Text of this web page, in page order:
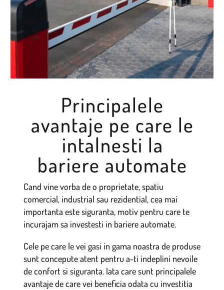
Principalele
avantaje pe care le
intalnesti la
bariere automate
Cand vine vorba de o proprietate, spatiu
comercial, industrial sau rezidential, cea mai
importanta este siguranta, motiv pentru care te
incurajam sa investesti in bariere automate.
Cele pe care le vei gasi in gama noastra de produse
sunt concepute atent pentru a-ti indeplini nevoile
de confort si siguranta. Iata care sunt principalele
avantaje de care vei beneficia odata cu investitia